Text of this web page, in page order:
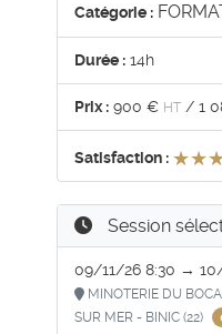
Catégorie :
Durée : 14h
Prix : 900 € HT /1
Satisfaction :
Session
09/11/26 8:30 →
MINOTERIE DU
SUR MER - BINIC (22)